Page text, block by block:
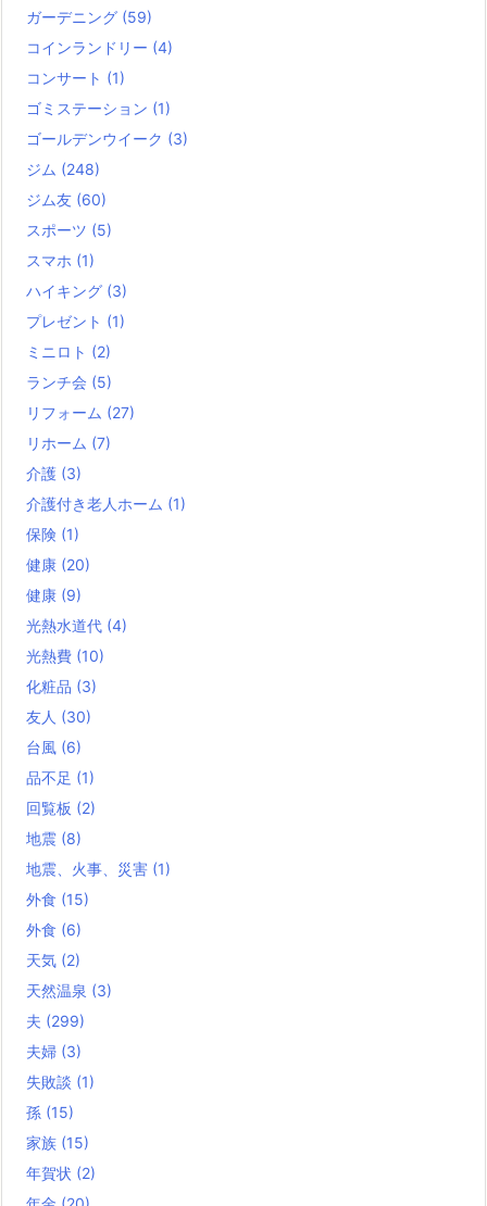
ガーデニング (59)
コインランドリー (4)
コンサート (1)
ゴミステーション (1)
ゴールデンウイーク (3)
ジム (248)
ジム友 (60)
スポーツ (5)
スマホ (1)
ハイキング (3)
プレゼント (1)
ミニロト (2)
ランチ会 (5)
リフォーム (27)
リホーム (7)
介護 (3)
介護付き老人ホーム (1)
保険 (1)
健康 (20)
健康 (9)
光熱水道代 (4)
光熱費 (10)
化粧品 (3)
友人 (30)
台風 (6)
品不足 (1)
回覧板 (2)
地震 (8)
地震、火事、災害 (1)
外食 (15)
外食 (6)
天気 (2)
天然温泉 (3)
夫 (299)
夫婦 (3)
失敗談 (1)
孫 (15)
家族 (15)
年賀状 (2)